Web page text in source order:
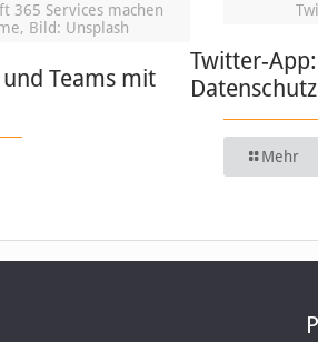
365 Services machen
Bild: Unsplash
Teams mit
Twitter-
Datenschutz
Mehr